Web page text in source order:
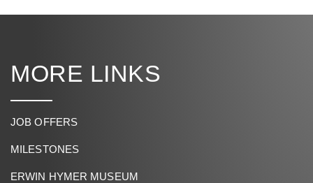
MORE LINKS
JOB OFFERS
MILESTONES
ERWIN HYMER MUSEUM